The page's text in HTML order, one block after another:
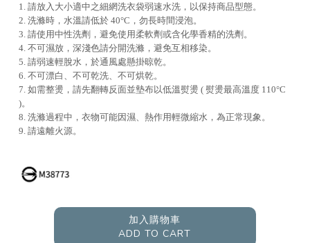
1. 請放入大小適中之細網洗衣袋弱速水洗，以保持商品型態。
2. 洗滌時，水溫請低於 40°C，勿長時間浸泡。
3. 請使用中性洗劑，避免使用柔軟劑或含化學香精的洗劑。
4. 不可濕放，深淺色請分開洗滌，避免互相移染。
5. 請弱速輕脫水，於通風處懸掛晾乾。
6. 不可漂白、不可乾洗、不可烘乾。
7. 如需整燙，請先翻轉反面並墊布以低溫熨燙 ( 熨燙最高溫度 110°C
)。
8. 洗滌過程中，衣物可能因濕、熱作用輕微縮水，為正常現象。
9. 請遠離火源。
加入購物車
ADD TO CART